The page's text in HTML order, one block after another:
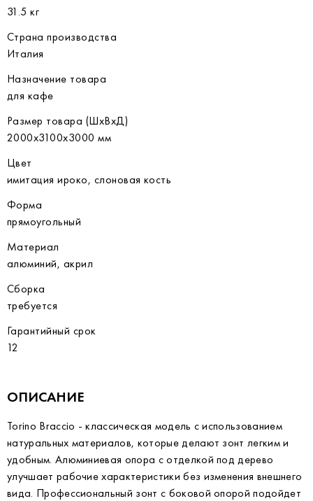
31.5 кг
Страна производства
Италия
Назначение товара
для кафе
Размер товара (ШхВхД)
2000х3100х3000 мм
Цвет
имитация ироко, слоновая кость
Форма
прямоугольный
Материал
алюминий, акрил
Сборка
требуется
Гарантийный срок
12
ОПИСАНИЕ
Torino Braccio - классическая модель с использованием
натуральных материалов, которые делают зонт легким и
удобным. Алюминиевая опора с отделкой под дерево
улучшает рабочие характеристики без изменения внешнего
вида. Профессиональный зонт с боковой опорой подойдет